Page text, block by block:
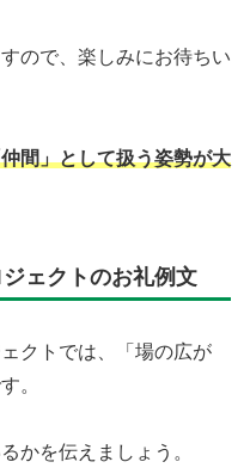
ので、楽しみにお待ちい
間」として扱う姿勢が大
ェクトのお礼例文
クトでは、「場の広が
。
かを伝えましょう。